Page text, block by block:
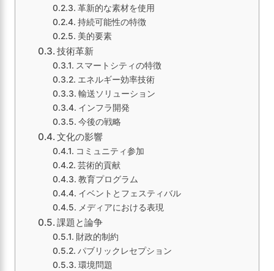
革新的な素材を使用
持続可能性の特徴
美的要素
技術革新
スマートシティの特徴
エネルギー効率技術
輸送ソリューション
インフラ開発
今後の戦略
文化の影響
コミュニティ参加
芸術的貢献
教育プログラム
イベントとフェスティバル
メディアにおける表現
課題と論争
財政的制約
パブリックレセプション
環境問題